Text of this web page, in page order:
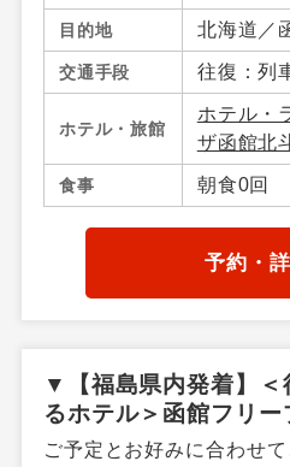
目的地 北海道／
交通手段 往復：列
ホテル・旅館
ホテル・
ザ函館北
食事 朝食0回
予約・
▼【福島県内発着】＜
るホテル＞函館フリー
ご予定とお好みに合わせ